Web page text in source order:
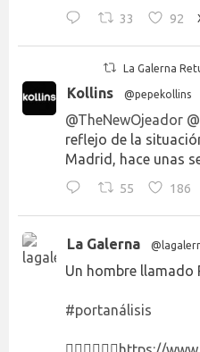
33 92
La Galerna
Kollins @pepekollins
@TheNewOjeador
reflejo de la
Madrid, hace unas
55 186
La Galerna
Un hombre llamado
#portanálisis